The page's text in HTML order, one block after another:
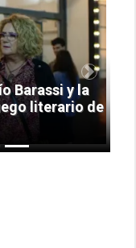
Barassi y la
literario de
Next